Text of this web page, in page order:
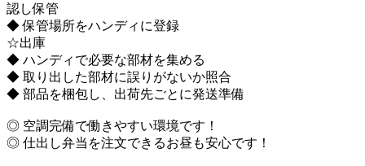
認し保管
◆ 保管場所をハンディに登録
☆出庫
◆ ハンディで必要な部材を集める
◆ 取り出した部材に誤りがないか照合
◆ 部品を梱包し、出荷先ごとに発送準備
◎ 空調完備で働きやすい環境です！
◎ 仕出し弁当を注文できるお昼も安心です！